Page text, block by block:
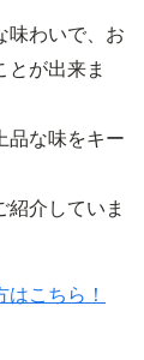
味わいで、お
が出来ま
品な味をキー
紹介していま
こちら！